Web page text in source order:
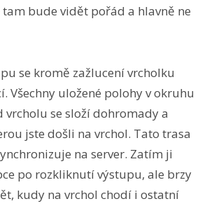
bude vidět pořád a hlavně ne
se kromě zažlucení vrcholku
Všechny uložené polohy v okruhu
vrcholu se složí dohromady a
jste došli na vrchol. Tato trasa
na server. Zatím ji
po rozkliknutí výstupu, ale brzy
kudy na vrchol chodí i ostatní